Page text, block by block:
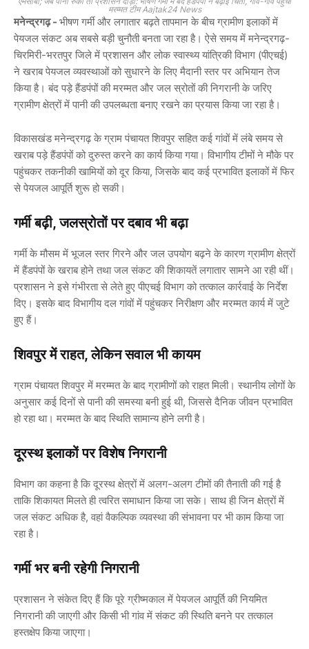
मरम्मत टीम Aajtak24 News
मनेन्द्रगढ़ - भीषण गर्मी और लगातार बढ़ते तापमान के बीच ग्रामीण इलाकों में
पेयजल संकट अब सबसे बड़ी चुनौती बनता जा रहा है। ऐसे समय में मनेन्द्रगढ़-
चिरमिरी-भरतपुर जिले में प्रशासन और लोक स्वास्थ्य यांत्रिकी विभाग (पीएचई)
ने खराब पेयजल व्यवस्थाओं को सुधारने के लिए मैदानी स्तर पर अभियान तेज
किया है। बंद पड़े हैंडपंपों की मरम्मत और जल स्रोतों की निगरानी के जरिए
ग्रामीण क्षेत्रों में पानी की उपलब्धता बनाए रखने का प्रयास किया जा रहा है।
विकासखंड मनेन्द्रगढ़ के ग्राम पंचायत शिवपुर सहित कई गांवों में लंबे समय से
खराब पड़े हैंडपंपों को दुरुस्त करने का कार्य किया गया। विभागीय टीमों ने मौके पर
पहुंचकर तकनीकी खामियों को दूर किया, जिसके बाद कई प्रभावित इलाकों में फिर
से पेयजल आपूर्ति शुरू हो सकी।
गर्मी बढ़ी, जलस्रोतों पर दबाव भी बढ़ा
गर्मी के मौसम में भूजल स्तर गिरने और जल उपयोग बढ़ने के कारण ग्रामीण क्षेत्रों
में हैंडपंपों के खराब होने तथा जल संकट की शिकायतें लगातार सामने आ रही थीं।
प्रशासन ने इसे गंभीरता से लेते हुए पीएचई विभाग को तत्काल कार्रवाई के निर्देश
दिए। इसके बाद विभागीय दल गांवों में पहुंचकर निरीक्षण और मरम्मत कार्य में जुटे
हुए हैं।
शिवपुर में राहत, लेकिन सवाल भी कायम
ग्राम पंचायत शिवपुर में मरम्मत के बाद ग्रामीणों को राहत मिली। स्थानीय लोगों के
अनुसार कई दिनों से पानी की समस्या बनी हुई थी, जिससे दैनिक जीवन प्रभावित
हो रहा था। मरम्मत के बाद स्थिति सामान्य होने लगी है।
दूरस्थ इलाकों पर विशेष निगरानी
विभाग का कहना है कि दूरस्थ क्षेत्रों में अलग-अलग टीमों की तैनाती की गई है
ताकि शिकायत मिलते ही त्वरित समाधान किया जा सके। साथ ही जिन क्षेत्रों में
जल संकट अधिक है, वहां वैकल्पिक व्यवस्था की संभावना पर भी काम किया जा
रहा है।
गर्मी भर बनी रहेगी निगरानी
प्रशासन ने संकेत दिए हैं कि पूरे ग्रीष्मकाल में पेयजल आपूर्ति की नियमित
निगरानी की जाएगी और किसी भी गांव में संकट की स्थिति बनने पर तत्काल
हस्तक्षेप किया जाएगा।